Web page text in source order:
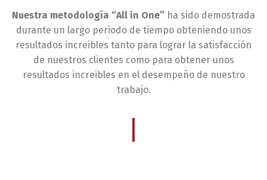
Nuestra metodología “All in One” ha sido demostrada
durante un largo periodo de tiempo obteniendo unos
resultados increibles tanto para lograr la satisfacción
de nuestros clientes como para obtener unos
resultados increibles en el desempeño de nuestro
trabajo.